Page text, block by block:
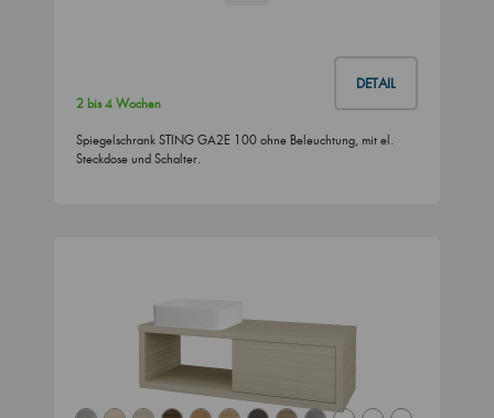
DETAIL
2 bis 4 Wochen
Spiegelschrank STING GA2E 100 ohne Beleuchtung, mit el.
Steckdose und Schalter.